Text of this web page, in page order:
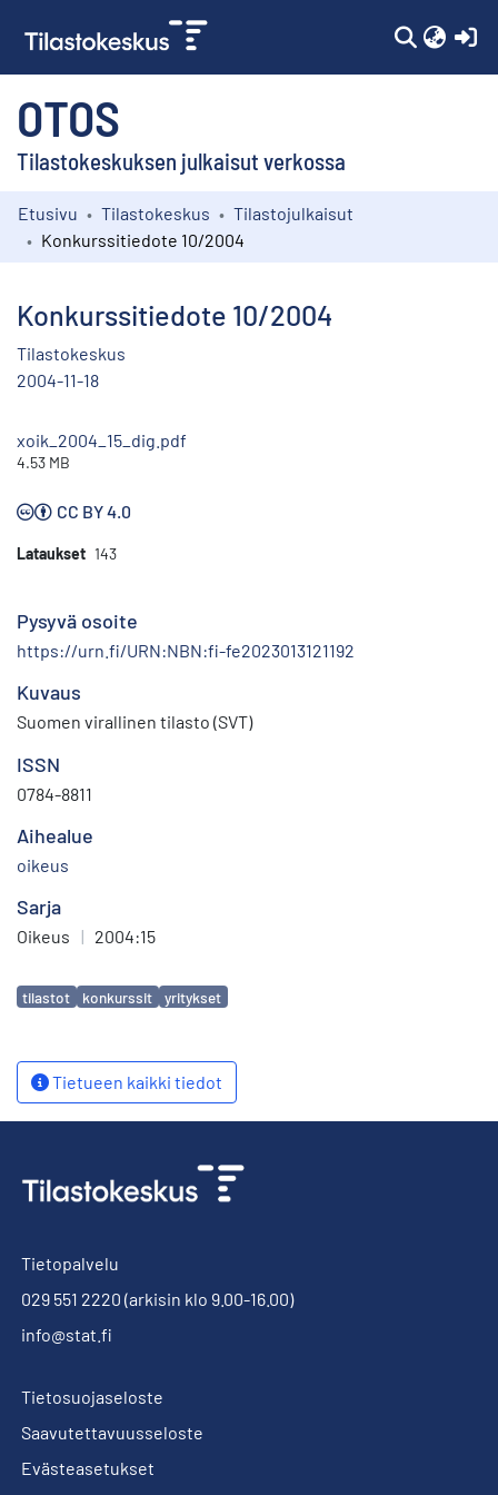
OTOS
Tilastokeskuksen julkaisut verkossa
Kokoelmat
Etusivu Tilastokeskus
Tilastojulkaisut
Konkurssitiedote 10/2004
Konkurssitiedote 10/2004
Tilastokeskus
2004-11-18
xoik_2004_15_dig.pdf
4.53 MB
CC BY 4.0
Lataukset 143
Pysyvä osoite
https://urn.fi/URN:NBN:fi-fe2023013121192
Kuvaus
Suomen virallinen tilasto (SVT)
ISSN
0784-8811
Aihealue
oikeus
Sarja
Oikeus | 2004:15
Avainsanat
tilastot konkurssit yritykset
Tietueen kaikki tiedot
Tietopalvelu
029 551 2220 (arkisin klo 9.00-16.00)
info@stat.fi
Tietosuojaseloste
Saavutettavuusseloste
Evästeasetukset